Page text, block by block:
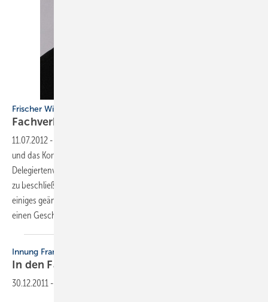
Frischer Wind
Fachverband stellt
11.07.2012 -
und das Kompetenz-Zentrum: Bei Obermeister- und
Delegiertenversammlungen hatten die Vertreter der Innungen einiges
zu beschließen. Und auch personell hat sich beim Fachverband
einiges geändert. So gibt es mit Manfred Hertle van Amen nun wieder
einen Geschäftsführer.
Innung Frankfurt
In den Fachverband
30.12.2011 -